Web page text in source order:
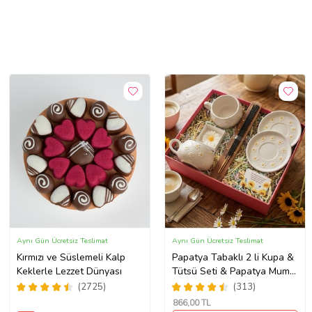
Kırmızı ve Süslemeli Kalp
Keklerle Lezzet Dünyası
(2725)
Aynı Gün Ücretsiz Teslimat
Papatya Tabaklı 2 li Kupa &
Tütsü Seti & Papatya Mum
& Motto Kart (313)
Aynı Gün Ücretsiz Teslimat
866,00 TL